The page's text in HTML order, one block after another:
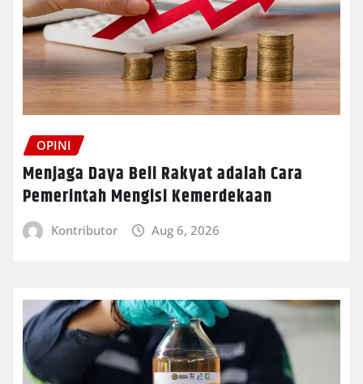
OPINI
Menjaga Daya Beli Rakyat adalah Cara
Pemerintah Mengisi Kemerdekaan
Kontributor Aug 6, 2026